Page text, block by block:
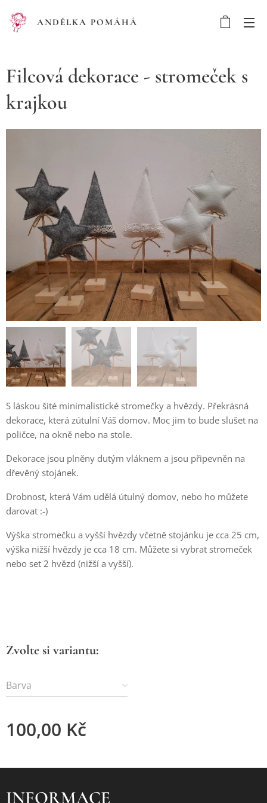
ANDĚLKA POMÁHÁ
Filcová dekorace - stromeček s
krajkou
S láskou šité minimalistické stromečky a hvězdy. Překrásná
dekorace, která zútulní Váš domov. Moc jim to bude slušet na
poličce, na okně nebo na stole.
Dekorace jsou plněny dutým vláknem a jsou připevněn na
dřevěný stojánek.
Drobnost, která Vám udělá útulný domov, nebo ho můžete
darovat :-)
Výška stromečku a vyšší hvězdy včetně stojánku je cca 25 cm,
výška nižší hvězdy je cca 18 cm. Můžete si vybrat stromeček
nebo set 2 hvězd (nižší a vyšší).
Zvolte si variantu:
Barva
100,00 Kč
INFORMACE